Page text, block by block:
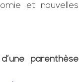
et nouvelles
parenthèse